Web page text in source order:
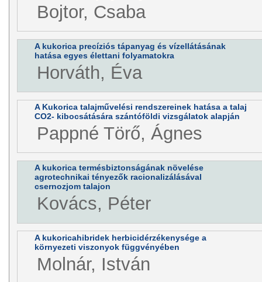
Bojtor, Csaba
A kukorica precíziós tápanyag és vízellátásának
hatása egyes élettani folyamatokra
Horváth, Éva
A Kukorica talajművelési rendszereinek hatása a talaj
CO2- kibocsátására szántóföldi vizsgálatok alapján
Pappné Törő, Ágnes
A kukorica termésbiztonságának növelése
agrotechnikai tényezők racionalizálásával
csernozjom talajon
Kovács, Péter
A kukoricahibridek herbicidérzékenysége a
környezeti viszonyok függvényében
Molnár, István